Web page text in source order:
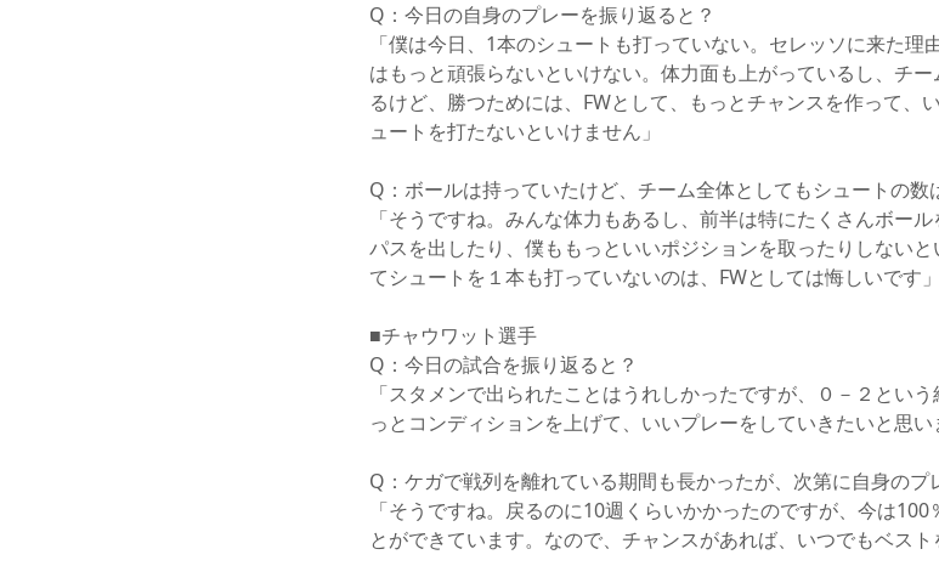
Q：今日の自身のプレーを振り返ると？
「僕は今日、1本のシュートも打っていない。セレッソに来た理
はもっと頑張らないといけない。体力面も上がっているし、チ
るけど、勝つためには、FWとして、もっとチャンスを作って、
ュートを打たないといけません」
Q：ボールは持っていたけど、チーム全体としてもシュートの数
「そうですね。みんな体力もあるし、前半は特にたくさんボー
パスを出したり、僕ももっといいポジションを取ったりしない
てシュートを１本も打っていないのは、FWとしては悔しいです」
■チャウワット選手
Q：今日の試合を振り返ると？
「スタメンで出られたことはうれしかったですが、０－２とい
っとコンディションを上げて、いいプレーをしていきたいと思い
Q：ケガで戦列を離れている期間も長かったが、次第に自身のプ
「そうですね。戻るのに10週くらいかかったのですが、今は
とができています。なので、チャンスがあれば、いつでもベスト